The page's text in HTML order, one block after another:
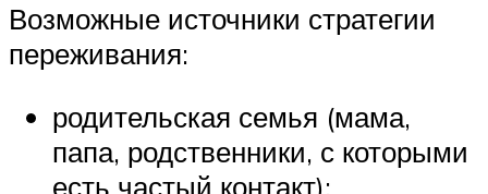
Возможные источники стратегии
переживания:
родительская семья (мама,
папа, родственники, с которыми
есть частый контакт);